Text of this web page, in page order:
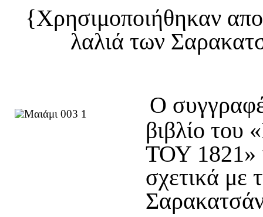
{Χρησιμοποιήθηκαν
λαλιά των
Ο
βιβλίο
ΤΟΥ 1821»
σχετικά με